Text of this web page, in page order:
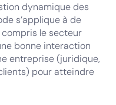
dynamique des
s’applique à de
le secteur
bonne interaction
entreprise (juridique,
pour atteindre